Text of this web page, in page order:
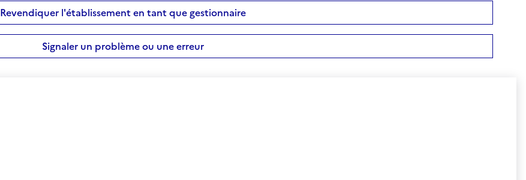
Revendiquer l'établissement en tant que gestionnaire
Signaler un problème ou une erreur